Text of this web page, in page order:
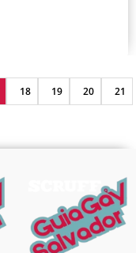
18 19 20 21